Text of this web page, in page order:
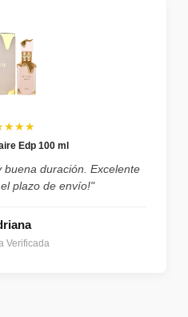
Edp 100 ml
buena duración. Excelente
plazo de envío!"
Verificada